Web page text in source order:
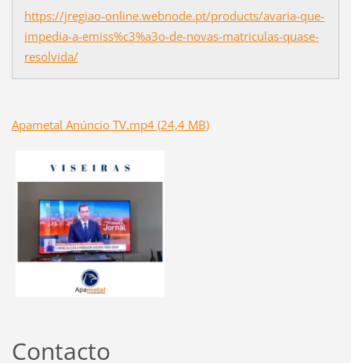
https://jregiao-online.webnode.pt/products/avaria-que-
impedia-a-emiss%c3%a3o-de-novas-matriculas-quase-
resolvida/
Apametal Anúncio TV.mp4 (24,4 MB)
Contacto